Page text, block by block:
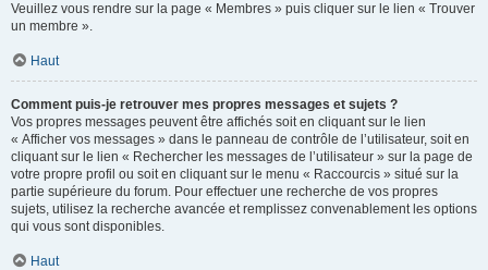
Veuillez vous rendre sur la page « Membres » puis cliquer sur le lien « Trouver
un membre ».
Haut
Comment puis-je retrouver mes propres messages et sujets ?
Vos propres messages peuvent être affichés soit en cliquant sur le lien
« Afficher vos messages » dans le panneau de contrôle de l’utilisateur, soit en
cliquant sur le lien « Rechercher les messages de l’utilisateur » sur la page de
votre propre profil ou soit en cliquant sur le menu « Raccourcis » situé sur la
partie supérieure du forum. Pour effectuer une recherche de vos propres
sujets, utilisez la recherche avancée et remplissez convenablement les options
qui vous sont disponibles.
Haut